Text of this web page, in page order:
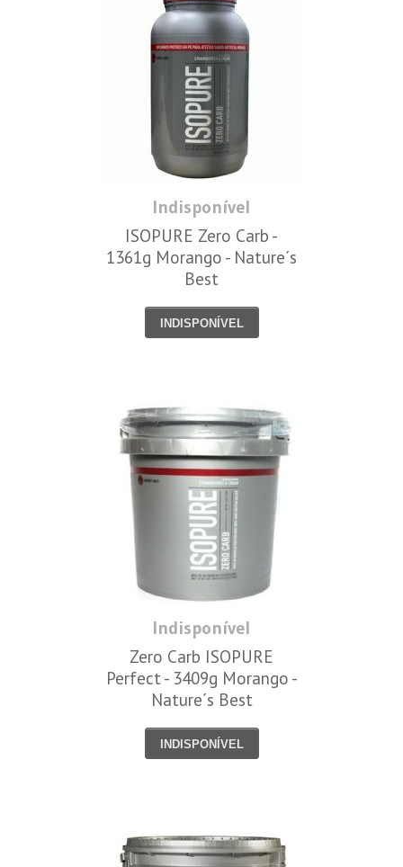
Indisponível
ISOPURE Zero Carb -
1361g Morango - Nature´s
Best
INDISPONÍVEL
Indisponível
Zero Carb ISOPURE
Perfect - 3409g Morango -
Nature´s Best
INDISPONÍVEL